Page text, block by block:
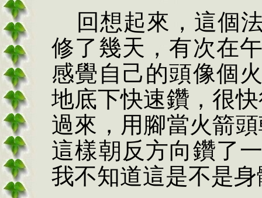
回想起來，這個
修了幾天，有次在
感覺自己的頭像個
地底下快速鑽，很
過來，用腳當火箭
這樣朝反方向鑽了
我不知道這是不是